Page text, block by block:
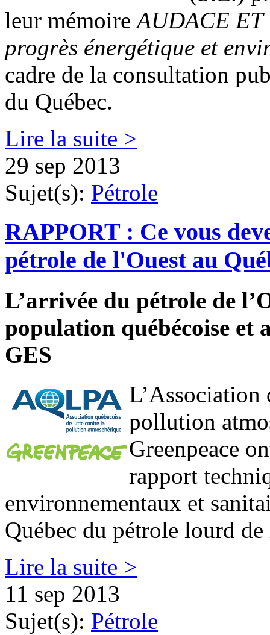
leur mémoireAUDACE ET
progrès énergétique et
cadre de la consultation
du Québec.
Lire la suite >
29 sep 2013
Sujet(s): Pétrole
RAPPORT : Ce vous
pétrole de l'Ouest au
L’arrivée du pétrole de
population québécoise et
GES
L’Association
pollution
Greenpeace
rapport
environnementaux et
Québec du pétrole lourd
Lire la suite >
11 sep 2013
Sujet(s): Pétrole